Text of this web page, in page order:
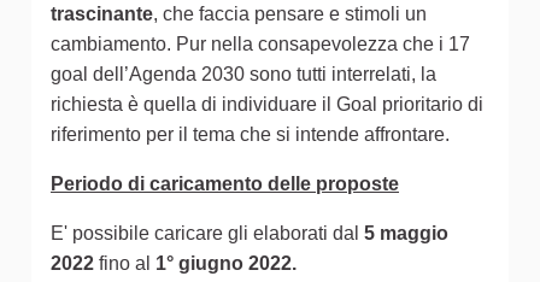
trascinante, che faccia pensare e stimoli un
cambiamento. Pur nella consapevolezza che i 17
goal dell’Agenda 2030 sono tutti interrelati, la
richiesta è quella di individuare il Goal prioritario di
riferimento per il tema che si intende affrontare.
Periodo di caricamento delle proposte
E' possibile caricare gli elaborati dal 5 maggio
2022 fino al 1° giugno 2022.